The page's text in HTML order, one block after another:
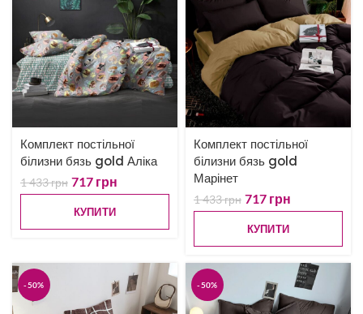
Комплект постільної
білизни бязь gold Аліка
1 433грн 717 грн
КУПИТИ
Комплект постільної
білизни бязь gold
Марінет
1 433грн 717 грн
КУПИТИ
-50% -50%